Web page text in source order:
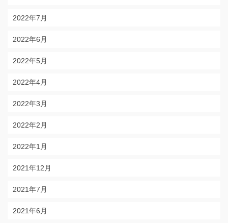
2022年7月
2022年6月
2022年5月
2022年4月
2022年3月
2022年2月
2022年1月
2021年12月
2021年7月
2021年6月